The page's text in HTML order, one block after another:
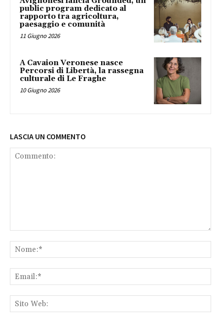
public program dedicato al
rapporto tra agricoltura,
paesaggio e comunità
11 Giugno 2026
A Cavaion Veronese nasce
Percorsi di Libertà, la rassegna
culturale di Le Fraghe
10 Giugno 2026
LASCIA UN COMMENTO